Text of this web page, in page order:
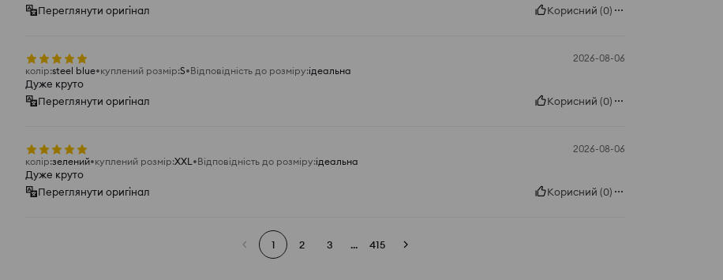
Переглянути оригінал
Корисний (0)
2026-08-06
колір:steel blue куплений розмір:S Відповідність до розміру:ідеальна
Дуже круто
Переглянути оригінал
Корисний (0)
2026-08-06
колір:зелений куплений розмір:XXL Відповідність до розміру:ідеальна
Дуже круто
Переглянути оригінал
Корисний (0)
1 2 3 ... 415